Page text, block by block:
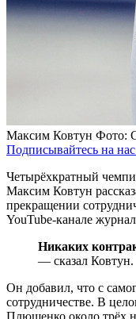
Максим Ковтун Фото:
Подписывайтесь на
Четырёхкратный
Максим Ковтун
прекращении
YouTube-канале
Никаких
— сказал Ковтун.
Он добавил, что с
сотрудничестве. В
Плющенко около трёх